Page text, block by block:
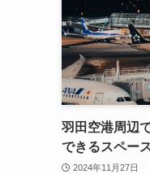
羽田空港周辺
できるスペー
2024年11月27日